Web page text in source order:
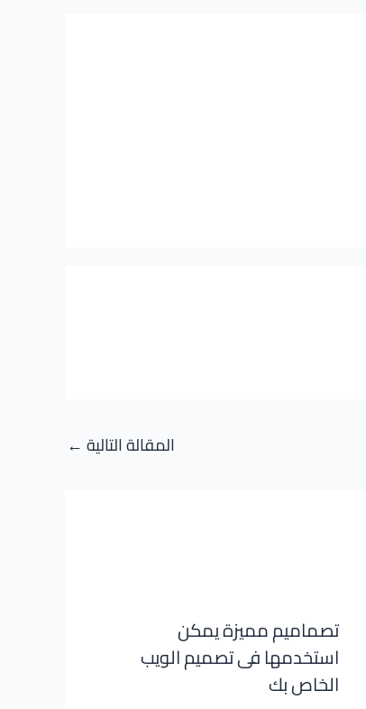
المقالة التالية ←
تصماميم مميزة يمكن
استخدمها فى تصميم الويب
الخاص بك